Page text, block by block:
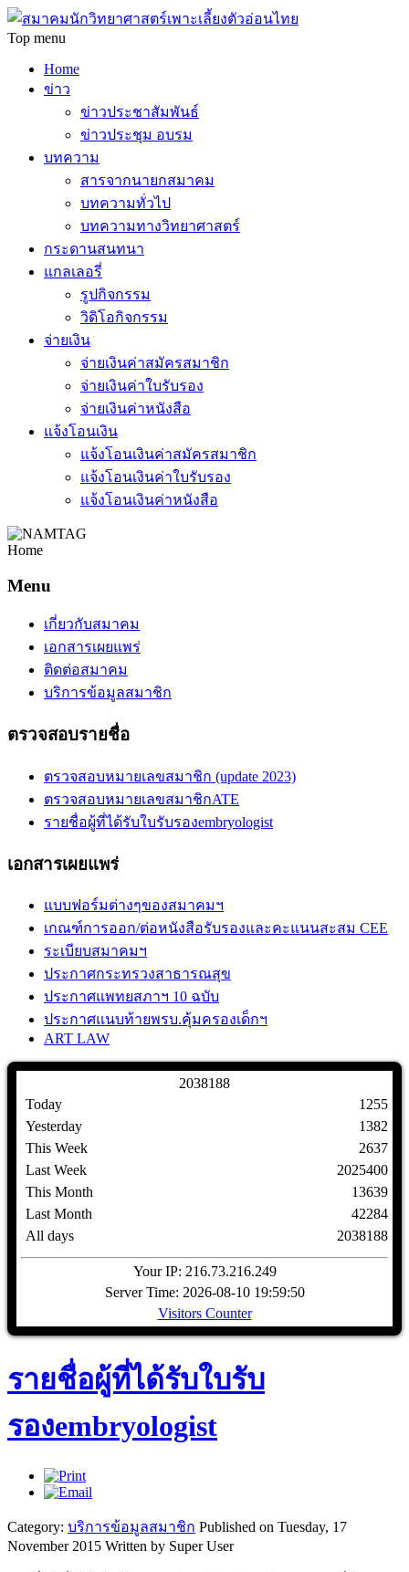
Top menu
Home
ข่าว
ข่าวประชาสัมพันธ์
ข่าวประชุม อบรม
บทความ
สารจากนายกสมาคม
บทความทั่วไป
บทความทางวิทยาศาสตร์
กระดานสนทนา
แกลเลอรี่
รูปกิจกรรม
วิดิโอกิจกรรม
จ่ายเงิน
จ่ายเงินค่าสมัครสมาชิก
จ่ายเงินค่าใบรับรอง
จ่ายเงินค่าหนังสือ
แจ้งโอนเงิน
แจ้งโอนเงินค่าสมัครสมาชิก
แจ้งโอนเงินค่าใบรับรอง
แจ้งโอนเงินค่าหนังสือ
Home
Menu
เกี่ยวกับสมาคม
เอกสารเผยแพร่
ติดต่อสมาคม
บริการข้อมูลสมาชิก
ตรวจสอบรายชื่อ
ตรวจสอบหมายเลขสมาชิก (update 2023)
ตรวจสอบหมายเลขสมาชิกATE
รายชื่อผู้ที่ได้รับใบรับรองembryologist
เอกสารเผยแพร่
แบบฟอร์มต่างๆของสมาคมฯ
เกณฑ์การออก/ต่อหนังสือรับรองและคะแนนสะสม CEE
ระเบียบสมาคมฯ
ประกาศกระทรวงสาธารณสุข
ประกาศแพทยสภาฯ 10 ฉบับ
ประกาศแนบท้ายพรบ.คุ้มครองเด็กฯ
ART LAW
2038188
Today
Yesterday
This Week
Last Week
This Month
Last Month
All days
1255
1382
2637
2025400
13639
42284
2038188
Your IP: 216.73.216.249
Server Time: 2026-08-10 19:59:50
Visitors Counter
รายชื่อผู้ที่ได้รับใบรับ
รองembryologist
Category: บริการข้อมูลสมาชิก Published on Tuesday, 17
November 2015 Written by Super User